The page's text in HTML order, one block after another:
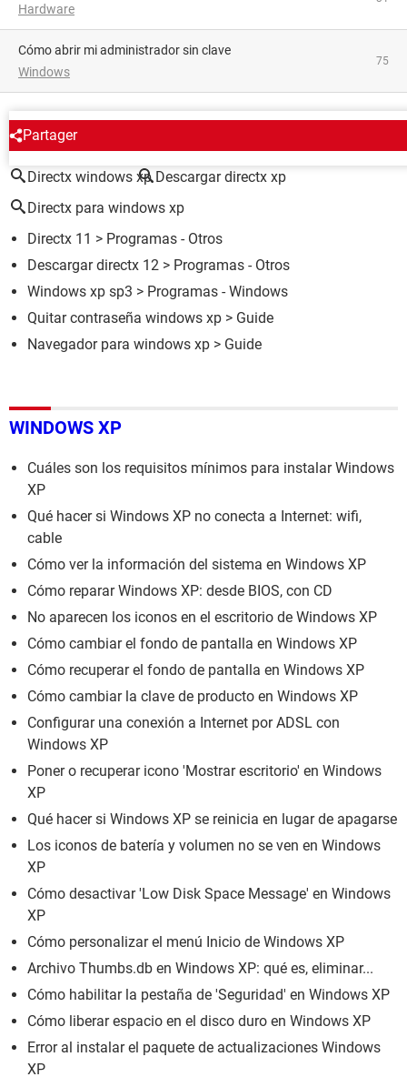
Hardware
Cómo abrir mi administrador sin clave
Windows
75
Partager
ALREDEDOR DEL MISMO TEMA
Directx windows xp Descargar directx xp
Directx para windows xp
Directx 11 > Programas - Otros
Descargar directx 12 > Programas - Otros
Windows xp sp3 > Programas - Windows
Quitar contraseña windows xp > Guide
Navegador para windows xp > Guide
WINDOWS XP
Cuáles son los requisitos mínimos para instalar Windows
XP
Qué hacer si Windows XP no conecta a Internet: wifi,
cable
Cómo ver la información del sistema en Windows XP
Cómo reparar Windows XP: desde BIOS, con CD
No aparecen los iconos en el escritorio de Windows XP
Cómo cambiar el fondo de pantalla en Windows XP
Cómo recuperar el fondo de pantalla en Windows XP
Cómo cambiar la clave de producto en Windows XP
Configurar una conexión a Internet por ADSL con
Windows XP
Poner o recuperar icono 'Mostrar escritorio' en Windows
XP
Qué hacer si Windows XP se reinicia en lugar de apagarse
Los iconos de batería y volumen no se ven en Windows
XP
Cómo desactivar 'Low Disk Space Message' en Windows
XP
Cómo personalizar el menú Inicio de Windows XP
Archivo Thumbs.db en Windows XP: qué es, eliminar...
Cómo habilitar la pestaña de 'Seguridad' en Windows XP
Cómo liberar espacio en el disco duro en Windows XP
Error al instalar el paquete de actualizaciones Windows
XP